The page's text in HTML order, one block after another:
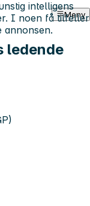
Meny
ledende
intelligens
I noen få tilfeller
annonsen.